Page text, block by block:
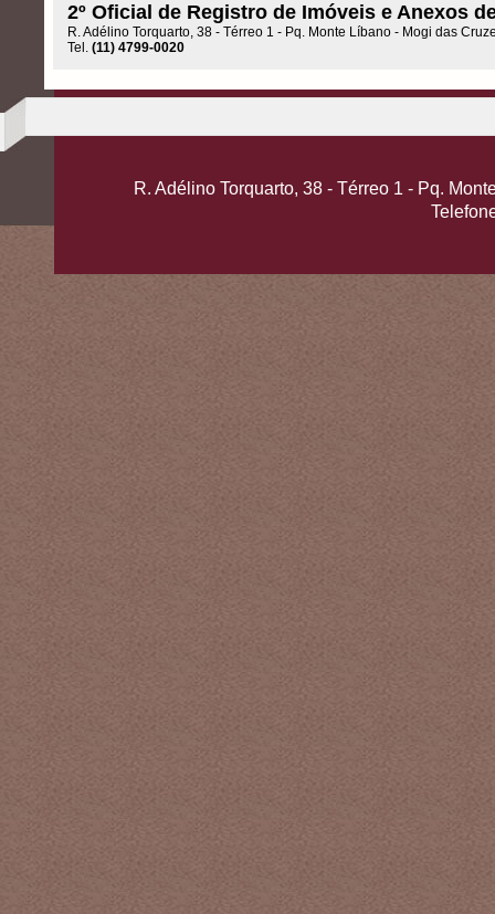
2º Oficial de Registro de Imóveis e Anexos
R. Adélino Torquarto, 38 - Térreo 1 - Pq. Monte Líbano - Mogi das
Tel. (11) 4799-0020
R. Adélino Torquarto, 38 - Térreo 1 - Pq.